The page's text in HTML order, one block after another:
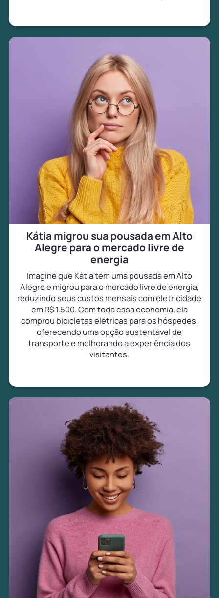
Kátia migrou sua pousada em Alto
Alegre para o mercado livre de
energia
Imagine que Kátia tem uma pousada em Alto
Alegre e migrou para o mercado livre de energia,
reduzindo seus custos mensais com eletricidade
em R$ 1.500. Com toda essa economia, ela
comprou bicicletas elétricas para os hóspedes,
oferecendo uma opção sustentável de
transporte e melhorando a experiência dos
visitantes.